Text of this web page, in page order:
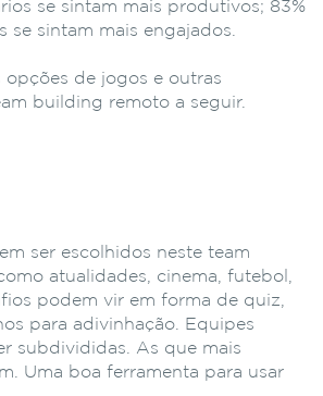
se sintam mais produtivos; 83%
se sintam mais engajados.
opções de jogos e outras
building remoto a seguir.
ser escolhidos neste team
atualidades, cinema, futebol,
podem vir em forma de quiz,
para adivinhação. Equipes
subdivididas. As que mais
Uma boa ferramenta para usar